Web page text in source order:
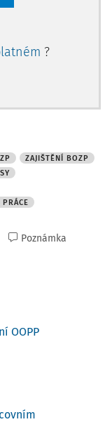
?
ZAJIŠTĚNÍ BOZP
Poznámka
OOPP